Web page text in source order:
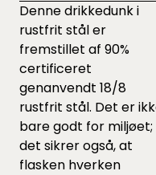
Denne drikkedunk i
rustfrit stål er
fremstillet af 90%
certificeret
genanvendt 18/8
rustfrit stål. Det er
bare godt for miljøet;
det sikrer også, at
flasken hverken